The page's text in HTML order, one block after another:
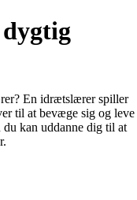
En idrætslærer spiller
til at bevæge sig og leve
kan uddanne dig til at